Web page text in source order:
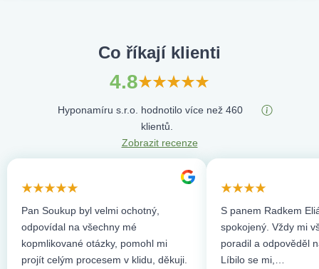
Co říkají klienti
4.8
Hyponamíru s.r.o. hodnotilo více než 460
klientů.
Zobrazit recenze
Pan Soukup byl velmi ochotný,
odpovídal na všechny mé
kopmlikované otázky, pomohl mi
projít celým procesem v klidu, děkuji.
S panem Radkem
spokojený. Vždy mi
poradil a odpověděl
Líbilo se mi,…